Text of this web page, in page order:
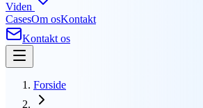
Viden
CasesOm osKontakt
Kontakt os
Forside